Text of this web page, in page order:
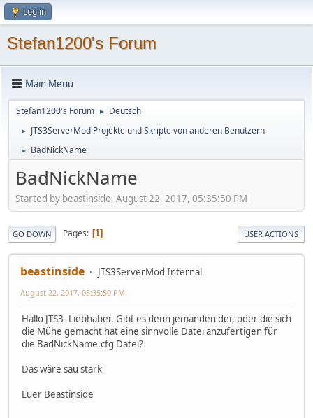
Log in
Stefan1200's Forum
Main Menu
Stefan1200's Forum ► Deutsch
► JTS3ServerMod Projekte und Skripte von anderen Benutzern
► BadNickName
BadNickName
Started by beastinside, August 22, 2017, 05:35:50 PM
GO DOWN Pages 1 USER ACTIONS
beastinside JTS3ServerMod Internal
August 22, 2017, 05:35:50 PM
Hallo JTS3- Liebhaber. Gibt es denn jemanden der, oder die sich
die Mühe gemacht hat eine sinnvolle Datei anzufertigen für
die BadNickName.cfg Datei?
Das wäre sau stark
Euer Beastinside